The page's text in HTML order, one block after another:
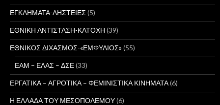
ΕΓΚΛΗΜΑΤΑ-ΛΗΣΤΕΙΕΣ (5)
ΕΘΝΙΚΗ ΑΝΤΙΣΤΑΣΗ-ΚΑΤΟΧΗ (39)
ΕΘΝΙΚΟΣ ΔΙΧΑΣΜΟΣ-«ΕΜΦΥΛΙΟΣ» (55)
ΕΑΜ – ΕΛΑΣ – ΔΣΕ(33)
ΕΡΓΑΤΙΚΑ – ΑΓΡΟΤΙΚΑ – ΦΕΜΙΝΙΣΤΙΚΑ ΚΙΝΗΜΑΤΑ(6)
Η ΕΛΛΑΔΑ ΤΟΥ ΜΕΣΟΠΟΛΕΜΟΥ(6)